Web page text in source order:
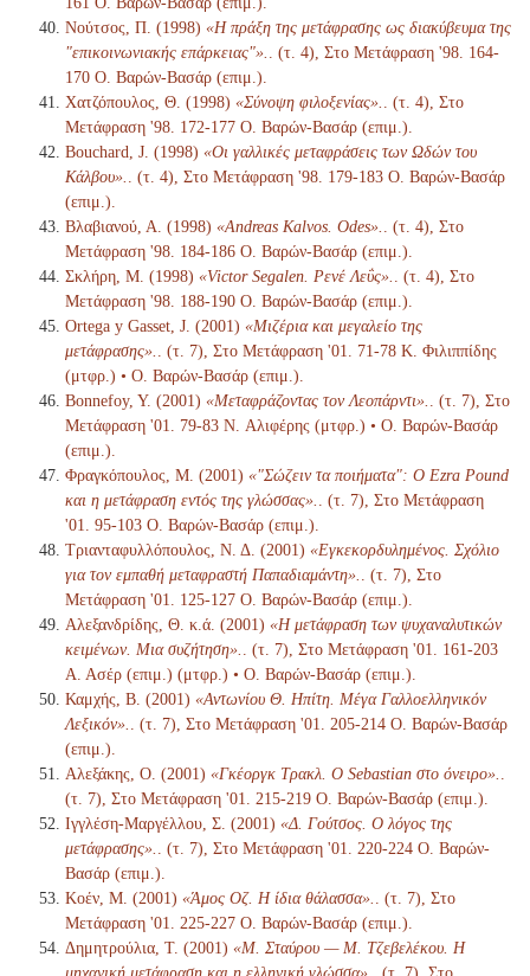
Νούτσος, Π. (1998) «Η πράξη της μετάφρασης ως διακύβευμα της
"επικοινωνιακής επάρκειας"».
. (τ. 4), Στο Μετάφραση '98. 164-
170 Ο. Βαρών-Βασάρ (επιμ.).
Χατζόπουλος, Θ. (1998) «Σύνοψη φιλοξενίας».
. (τ. 4), Στο
Μετάφραση '98. 172-177 Ο. Βαρών-Βασάρ (επιμ.).
Bouchard, J. (1998) «Οι γαλλικές μεταφράσεις των Ωδών του
Κάλβου».
. (τ. 4), Στο Μετάφραση '98. 179-183 Ο. Βαρών-Βασάρ
(επιμ.).
Βλαβιανού, Α. (1998) «Andreas Kalvos. Odes».
. (τ. 4), Στο
Μετάφραση '98. 184-186 Ο. Βαρών-Βασάρ (επιμ.).
Σκλήρη, Μ. (1998) «Victor Segalen. Ρενέ Λεΰς».
. (τ. 4), Στο
Μετάφραση '98. 188-190 Ο. Βαρών-Βασάρ (επιμ.).
Ortega y Gasset, J. (2001) «Μιζέρια και μεγαλείο της
μετάφρασης».
. (τ. 7), Στο Μετάφραση '01. 71-78 K. Φιλιππίδης
(μτφρ.) • Ο. Βαρών-Βασάρ (επιμ.).
Bonnefoy, Y. (2001) «Μεταφράζοντας τον Λεοπάρντι».
. (τ. 7), Στο
Μετάφραση '01. 79-83 N. Αλιφέρης (μτφρ.) • Ο. Βαρών-Βασάρ
(επιμ.).
Φραγκόπουλος, Μ. (2001) «"Σώζειν τα ποιήματα": Ο Ezra Pound
και η μετάφραση εντός της γλώσσας».
. (τ. 7), Στο Μετάφραση
'01. 95-103 Ο. Βαρών-Βασάρ (επιμ.).
Τριανταφυλλόπουλος, Ν. Δ. (2001) «Εγκεκορδυλημένος. Σχόλιο
για τον εμπαθή μεταφραστή Παπαδιαμάντη».
. (τ. 7), Στο
Μετάφραση '01. 125-127 Ο. Βαρών-Βασάρ (επιμ.).
Αλεξανδρίδης, Θ. κ.ά. (2001) «Η μετάφραση των ψυχαναλυτικών
κειμένων. Μια συζήτηση».
. (τ. 7), Στο Μετάφραση '01. 161-203
Α. Ασέρ (επιμ.) (μτφρ.) • Ο. Βαρών-Βασάρ (επιμ.).
Καμχής, Β. (2001) «Αντωνίου Θ. Ηπίτη. Μέγα Γαλλοελληνικόν
Λεξικόν».
. (τ. 7), Στο Μετάφραση '01. 205-214 Ο. Βαρών-Βασάρ
(επιμ.).
Αλεξάκης, Ο. (2001) «Γκέοργκ Τρακλ. Ο Sebastian στο όνειρο».
(τ. 7), Στο Μετάφραση '01. 215-219 Ο. Βαρών-Βασάρ (επιμ.).
Ιγγλέση-Μαργέλλου, Σ. (2001) «Δ. Γούτσος. Ο λόγος της
μετάφρασης».
. (τ. 7), Στο Μετάφραση '01. 220-224 Ο. Βαρών-
Βασάρ (επιμ.).
Κοέν, Μ. (2001) «Άμος Οζ. Η ίδια θάλασσα».
. (τ. 7), Στο
Μετάφραση '01. 225-227 Ο. Βαρών-Βασάρ (επιμ.).
Δημητρούλια, Τ. (2001) «Μ. Σταύρου — Μ. Τζεβελέκου. Η